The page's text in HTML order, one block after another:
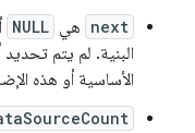
next هي NULL
الأساسية أو هذه